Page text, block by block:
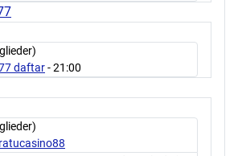
daftar- 21:00
ratucasino88